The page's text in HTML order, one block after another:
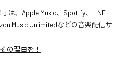
」は、 Apple Music、 Spotify、 LINE
Music Unlimitedなどの音楽配信サ
の理由を！